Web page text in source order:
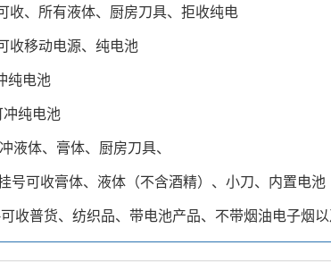
收、所有液体、厨房刀具、拒收纯电
收移动电源、纯电池
纯电池
冲纯电池
液体、膏体、厨房刀具、
号可收膏体、液体（不含酒精）、小刀、内置电池
收普货、纺织品、带电池产品、不带烟油电子烟